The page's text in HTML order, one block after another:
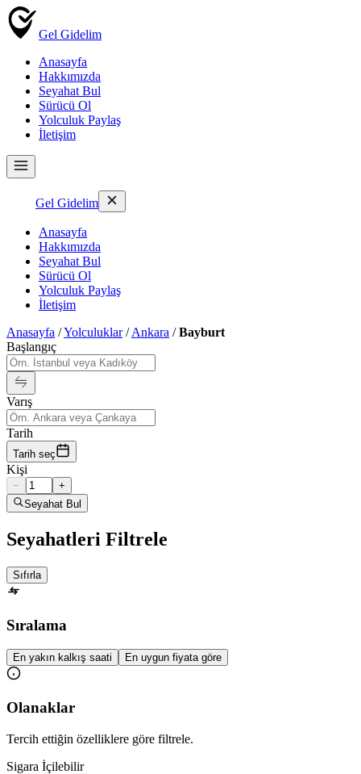
Gel Gidelim
Anasayfa
Hakkımızda
Seyahat Bul
Sürücü Ol
Yolculuk Paylaş
İletişim
Gel Gidelim
Anasayfa
Hakkımızda
Seyahat Bul
Sürücü Ol
Yolculuk Paylaş
İletişim
Anasayfa /Yolculuklar/Ankara /Bayburt
Başlangıç
Varış
Tarih
Tarih seç
Kişi
−
+
Seyahat Bul
Seyahatleri Filtrele
Sıfırla
Sıralama
En yakın kalkış saati En uygun fiyata göre
Olanaklar
Tercih ettiğin özelliklere göre filtrele.
Sigara İçilebilir